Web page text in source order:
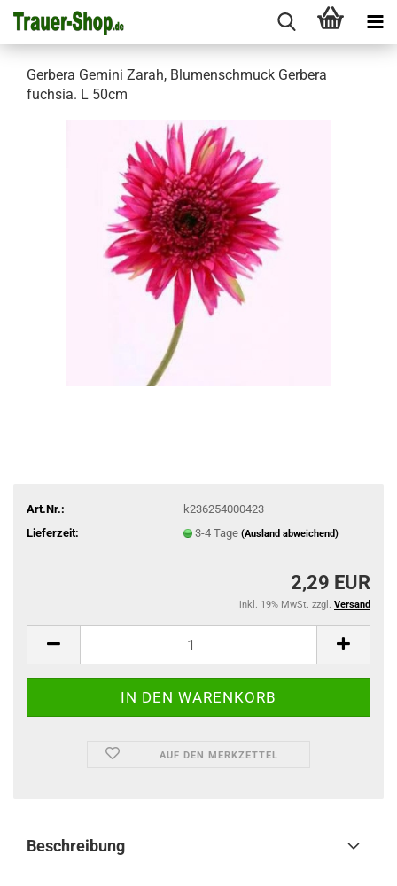
Gerbera Gemini Zarah, Blumenschmuck Gerbera
fuchsia. L 50cm
Art.Nr.:
k236254000423
Lieferzeit:
3-4 Tage (Ausland abweichend)
2,29 EUR
inkl. 19% MwSt. zzgl. Versand
AUF DEN MERKZETTEL
Beschreibung